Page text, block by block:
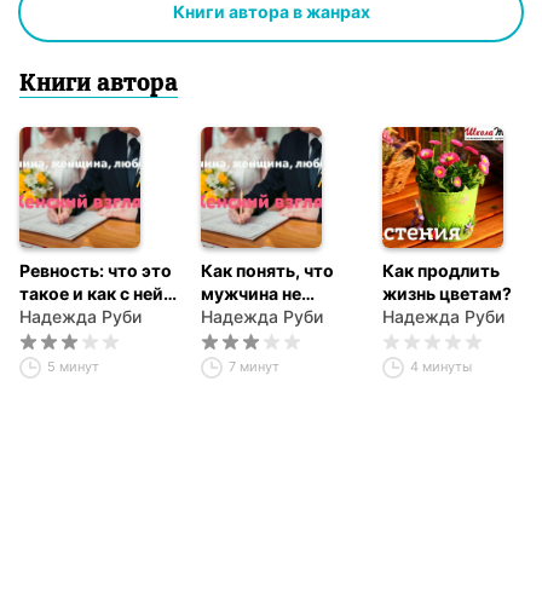
Книги автора в жанрах
Книги автора
Ревность: что это
такое и как с ней
бороться
Надежда Руби
5 минут
Как понять, что
мужчина не
собирается на вас
жениться?
Надежда Руби
7 минут
Как продлить
жизнь цветам?
Надежда Руби
4 минуты